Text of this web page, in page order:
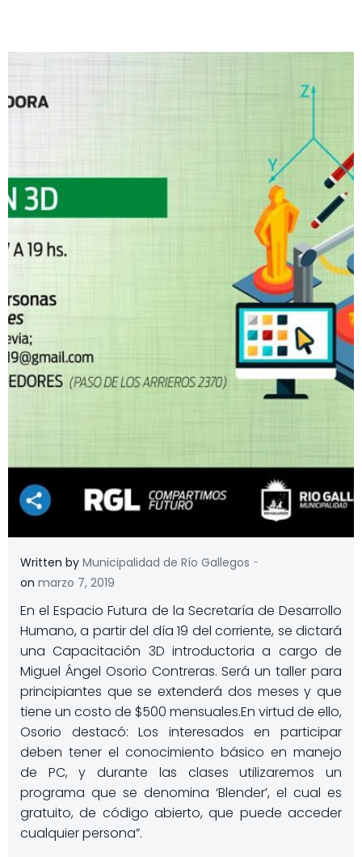
Written by Municipalidad de Río Gallegos -
on marzo 7, 2019
En el Espacio Futura de la Secretaría de Desarrollo
Humano, a partir del día 19 del corriente, se dictará
una Capacitación 3D introductoria a cargo de
Miguel Ángel Osorio Contreras. Será un taller para
principiantes que se extenderá dos meses y que
tiene un costo de $500 mensuales.En virtud de ello,
Osorio destacó: Los interesados en participar
deben tener el conocimiento básico en manejo
de PC, y durante las clases utilizaremos un
programa que se denomina ‘Blender’, el cual es
gratuito, de código abierto, que puede acceder
cualquier persona”.